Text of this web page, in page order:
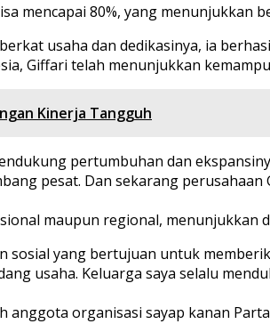
mencapai 80%, yang menunjukkan
usaha dan dedikasinya, ia
Giffari telah menunjukkan
Kinerja Tangguh
pertumbuhan dan
pesat. Dan sekarang
maupun regional, menunjukkan
yang bertujuan untuk
usaha. Keluarga saya selalu
organisasi sayap kanan